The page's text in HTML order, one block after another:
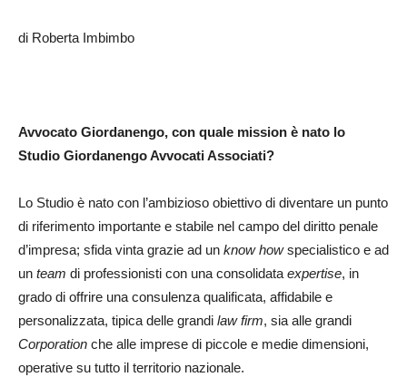
di Roberta Imbimbo
Avvocato Giordanengo, con quale mission è nato lo
Studio Giordanengo Avvocati Associati?
Lo Studio è nato con l’ambizioso obiettivo di diventare un punto
di riferimento importante e stabile nel campo del diritto penale
d’impresa; sfida vinta grazie ad un know howspecialistico e ad
un team di professionisti con una consolidata expertise, in
grado di offrire una consulenza qualificata, affidabile e
personalizzata, tipica delle grandi law firm, sia alle grandi
Corporation che alle imprese di piccole e medie dimensioni,
operative su tutto il territorio nazionale.